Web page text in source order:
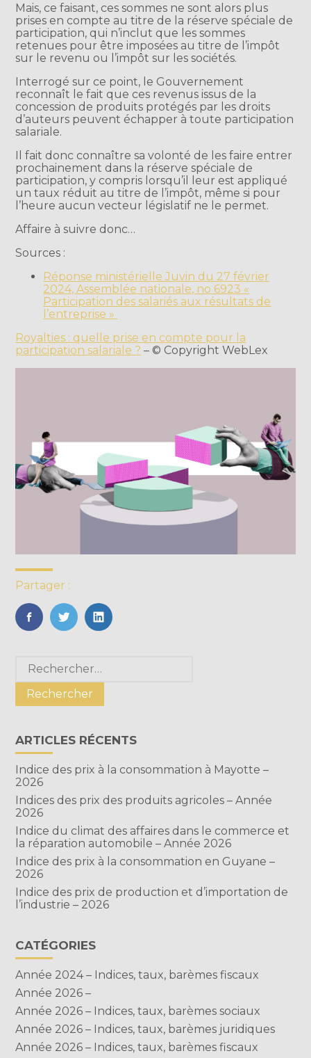
Mais, ce faisant, ces sommes ne sont alors plus
prises en compte au titre de la réserve spéciale de
participation, qui n’inclut que les sommes
retenues pour être imposées au titre de l’impôt
sur le revenu ou l’impôt sur les sociétés.
Interrogé sur ce point, le Gouvernement
reconnaît le fait que ces revenus issus de la
concession de produits protégés par les droits
d’auteurs peuvent échapper à toute participation
salariale.
Il fait donc connaître sa volonté de les faire entrer
prochainement dans la réserve spéciale de
participation, y compris lorsqu’il leur est appliqué
un taux réduit au titre de l’impôt, même si pour
l’heure aucun vecteur législatif ne le permet.
Affaire à suivre donc…
Sources :
Réponse ministérielle Juvin du 27 février
2024, Assemblée nationale, no 6923 «
Participation des salariés aux résultats de
l’entreprise »
Royalties : quelle prise en compte pour la
participation salariale ? – © Copyright WebLex
Partager :
FaceBook
TwitterLinkedIn
Blog
sidebar
Rechercher :
ARTICLES RÉCENTS
Indice des prix à la consommation à Mayotte –
2026
Indices des prix des produits agricoles – Année
2026
Indice du climat des affaires dans le commerce et
la réparation automobile – Année 2026
Indice des prix à la consommation en Guyane –
2026
Indice des prix de production et d’importation de
l’industrie – 2026
CATÉGORIES
Année 2024 – Indices, taux, barèmes fiscaux
Année 2026 –
Année 2026 – Indices, taux, barèmes sociaux
Année 2026 – Indices, taux, barèmes juridiques
Année 2026 – Indices, taux, barèmes fiscaux